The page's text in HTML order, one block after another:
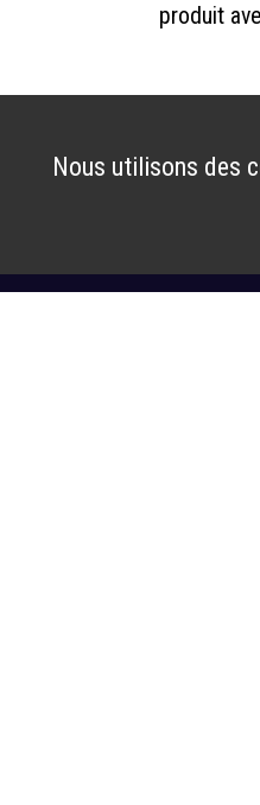
produit
Nous utilisons des